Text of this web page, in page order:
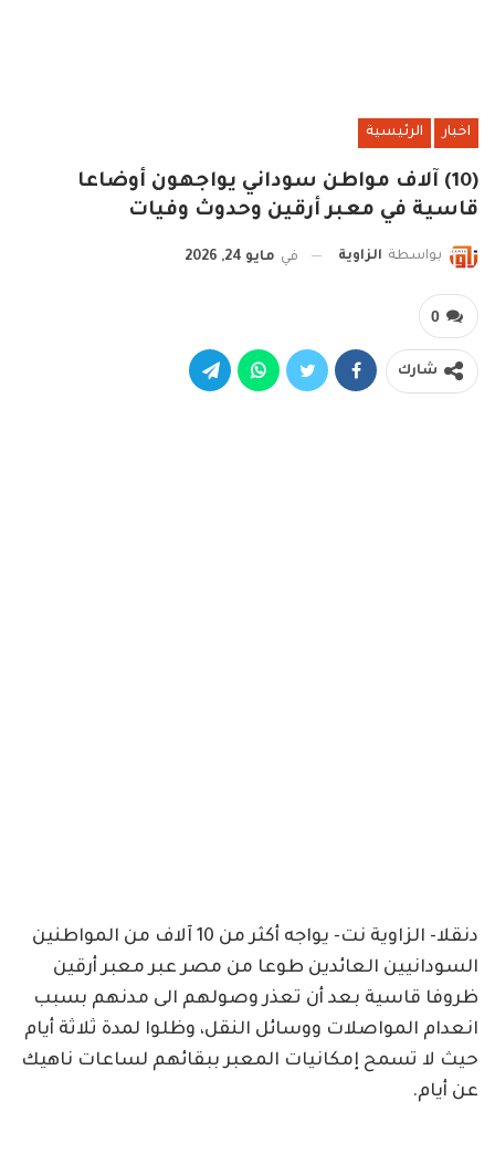
اخبار الرئيسية
(10) آلاف مواطن سوداني يواجهون أوضاعا
قاسية في معبر أرقين وحدوث وفيات
بواسطة الزاوية في مايو 24, 2026
0
شارك
دنقلا- الزاوية نت- يواجه أكثر من 10 آلاف من المواطنين
السودانيين العائدين طوعا من مصر عبر معبر أرقين
ظروفا قاسية بعد أن تعذر وصولهم الى مدنهم بسبب
انعدام المواصلات ووسائل النقل، وظلوا لمدة ثلاثة أيام
حيث لا تسمح إمكانيات المعبر ببقائهم لساعات ناهيك
عن أيام.